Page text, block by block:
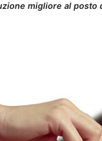
migliore al posto